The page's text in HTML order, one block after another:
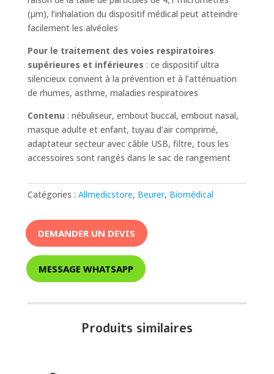
(µm), l’inhalation du dispositif médical peut atteindre
facilement les alvéoles
Pour le traitement des voies respiratoires
supérieures et inférieures : ce dispositif ultra
silencieux convient à la prévention et à l’atténuation
de rhumes, asthme, maladies respiratoires
Contenu : nébuliseur, embout buccal, embout nasal,
masque adulte et enfant, tuyau d’air comprimé,
adaptateur secteur avec câble USB, filtre, tous les
accessoires sont rangés dans le sac de rangement
Catégories : Allmedicstore, Beurer, Biomédical
DEMANDER UN DEVIS
MESSAGE WHATSAPP
Produits similaires